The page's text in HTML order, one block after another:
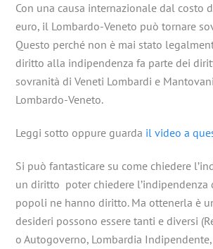
Con una causa internazionale dal costo
euro, il Lombardo-Veneto può tornare
Questo perché non è mai stato
diritto alla indipendenza fa parte dei
sovranità di Veneti Lombardi e
Lombardo-Veneto.
Leggi sotto oppure guarda il video a
Si può fantasticare su come chiedere
un diritto poter chiedere l’indipendenza
popoli ne hanno diritto. Ma ottenerla è
desideri possono essere tanti e diversi
o Autogoverno, Lombardia